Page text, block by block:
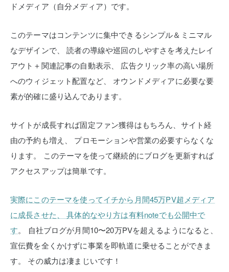
ドメディア（自分メディア）です。
このテーマはコンテンツに集中できるシンプル＆ミニマル
なデザインで、
読者の導線や巡回のしやすさを考えたレイ
アウト＋関連記事の自動表示、
広告クリック率の高い場所
へのウィジェット配置など、
オウンドメディアに必要な要
素が的確に盛り込んであります。
サイトが成長すれば固定ファン獲得はもちろん、サイト経
由の予約も増え、
プロモーションや営業の必要すらなくな
ります。
このテーマを使って継続的にブログを更新すれば
アクセスアップは簡単です。
実際にこのテーマを使ってイチから月間45万PV超メディア
に成長させた、
具体的なやり方は有料noteでも公開中で
す。
自社ブログが月間10〜20万PVを超えるようになると、
宣伝費を全くかけずに事業を即軌道に乗せることができま
す。
その威力は凄まじいです！